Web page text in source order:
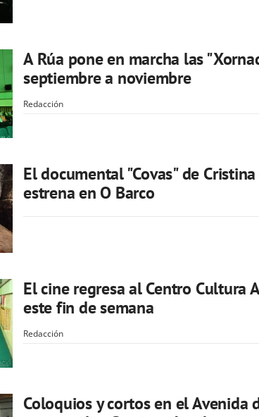
A Rúa pone en marcha las
septiembre a noviembre
Redacción
El documental "Covas" de
estrena en O Barco
El cine regresa al Centro Cultura
este fin de semana
Redacción
Coloquios y cortos en el Avenida